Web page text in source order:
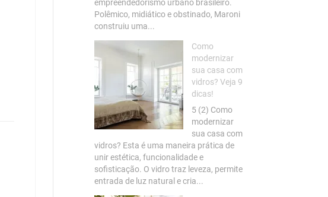
empreendedorismo urbano brasileiro.
Polêmico, midiático e obstinado, Maroni
construiu uma...
Como
modernizar
sua casa com
vidros? Veja 9
dicas!
5 (2) Como
modernizar
sua casa com
vidros? Esta é uma maneira prática de
unir estética, funcionalidade e
sofisticação. O vidro traz leveza, permite
entrada de luz natural e cria...